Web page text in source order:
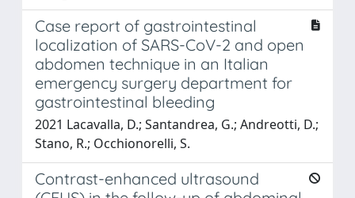
Case report of gastrointestinal
localization of SARS-CoV-2 and open
abdomen technique in an Italian
emergency surgery department for
gastrointestinal bleeding
2021 Lacavalla, D.; Santandrea, G.; Andreotti, D.;
Stano, R.; Occhionorelli, S.
Contrast-enhanced ultrasound